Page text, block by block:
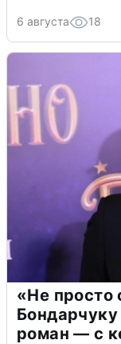
6 августа 18
«Не просто
роман — с